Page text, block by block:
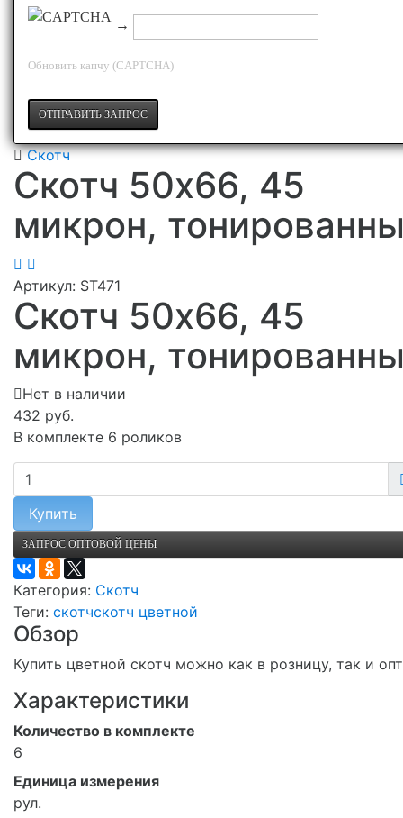
→
Обновить капчу (CAPTCHA)
Скотч
Скотч 50х66, 45
микрон,
Артикул: ST471
Скотч 50х66, 45
микрон,
Нет в наличии
432 руб.
В комплекте 6 роликов
Купить
ЗАПРОС ОПТОВОЙ ЦЕНЫ
Категория: Скотч
Теги: скотчскотч цветной
Обзор
Купить цветной скотч можно как в розницу, так и
Характеристики
Количество в комплекте
6
Единица измерения
рул.